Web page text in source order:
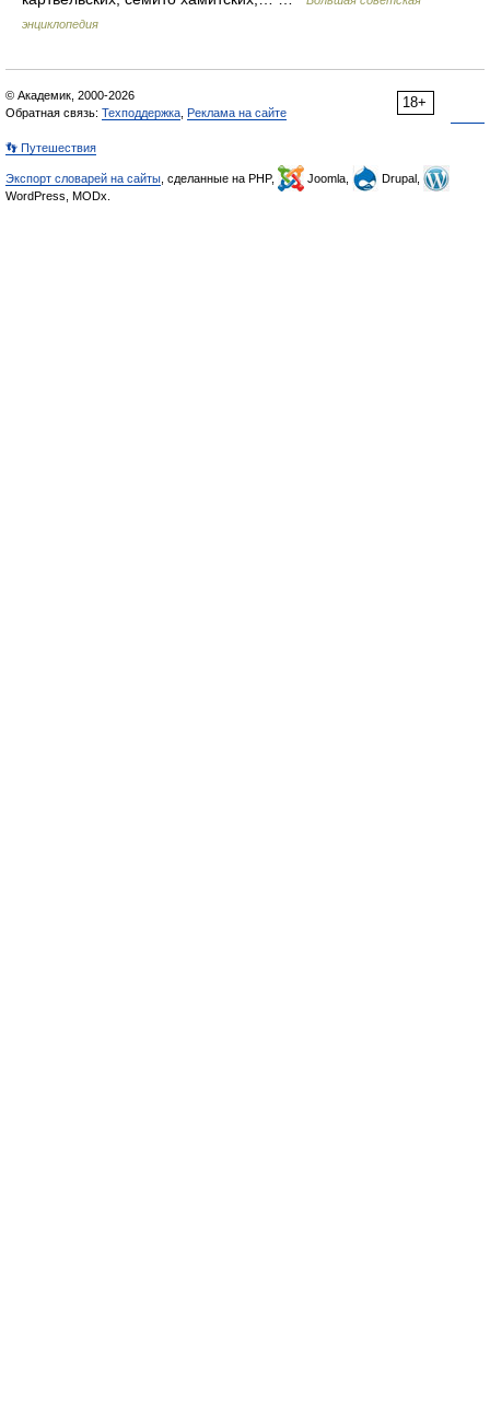
энциклопедия
18+
© Академик, 2000-2026
Обратная связь: Техподдержка Реклама на сайте
👣 Путешествия
Экспорт словарей на сайты , сделанные на PHP, Joomla,
Drupal,
WordPress, MODx.